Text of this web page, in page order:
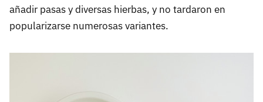
añadir pasas y diversas hierbas, y no tardaron en
popularizarse numerosas variantes.